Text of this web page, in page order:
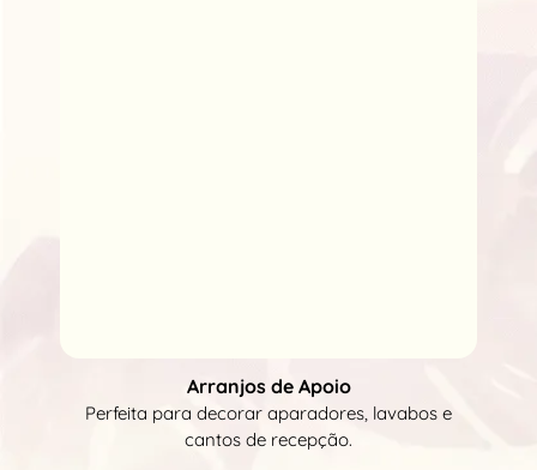
Arranjos de Apoio
Perfeita para decorar aparadores, lavabos e
cantos de recepção.